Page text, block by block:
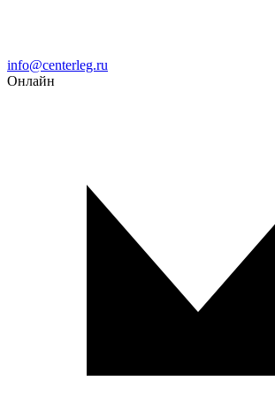
Email
info@centerleg.ru
Онлайн